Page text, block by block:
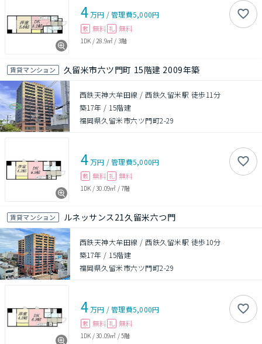
4万円 /管理費5,000円
敷 無料 礼 無料
1DK / 28.9㎡ / 3階
賃貸マンション 久留米市六ツ門町 15階建 2009年築
西鉄天神大牟田線 / 西鉄久留米駅 徒歩11分
築17年 / 15階建
福岡県久留米市六ツ門町2-29
4万円 /管理費5,000円
敷 無料 礼 無料
1DK /30.09㎡ /7階
賃貸マンション ルネッサンス21久留米六つ門
西鉄天神大牟田線 / 西鉄久留米駅 徒歩10分
築17年 / 15階建
福岡県久留米市六ツ門町2-29
4万円 /管理費5,000円
敷 無料 礼 無料
1DK /30.09㎡ /5階